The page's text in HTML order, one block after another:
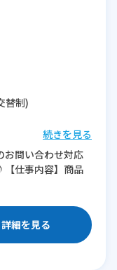
替制)
続きを見る
お問い合わせ対応
【仕事内容】商品
詳細を見る